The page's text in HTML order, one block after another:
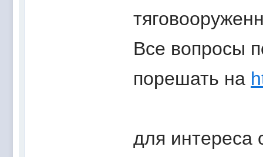
Все вопросы
порешать на
для интереса